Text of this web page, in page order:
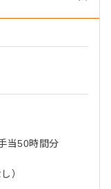
当50時間分
）